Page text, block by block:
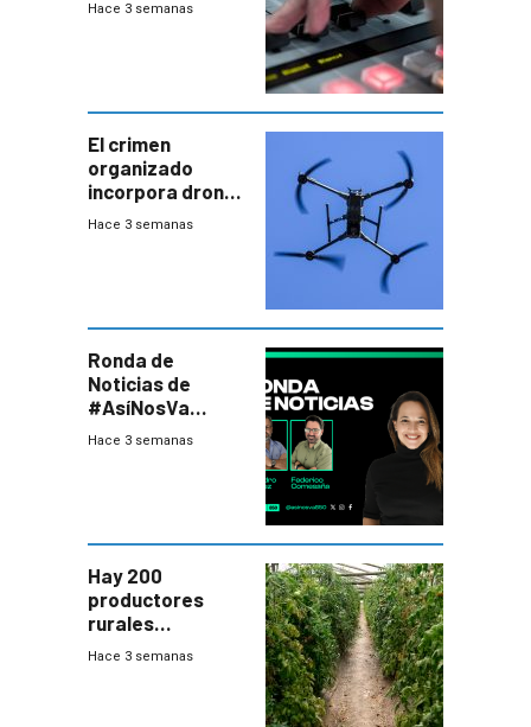
Hace 3 semanas
El crimen
organizado
incorpora drones
y abre un nuevo
Hace 3 semanas
Ronda de
Noticias de
#AsíNosVa
(20/7/26)
Hace 3 semanas
Hay 200
productores
rurales
afectados tras
Hace 3 semanas